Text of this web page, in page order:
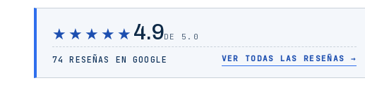
★★★★★ 4.9DE 5.0
74 RESEÑAS EN GOOGLE VER TODAS LAS RESEÑAS →